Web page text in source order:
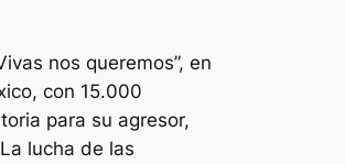
nos queremos”, en
con 15.000
para su agresor,
lucha de las